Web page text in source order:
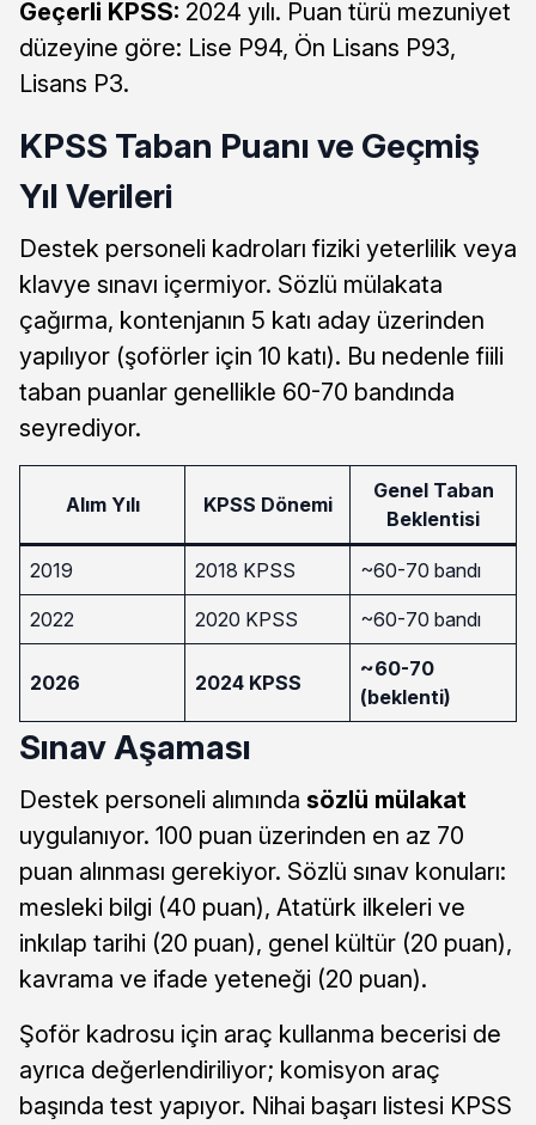
Geçerli KPSS: 2024 yılı. Puan türü mezuniyet
düzeyine göre: Lise P94, Ön Lisans P93,
Lisans P3.
KPSS Taban Puanı ve Geçmiş
Yıl Verileri
Destek personeli kadroları fiziki yeterlilik veya
klavye sınavı içermiyor. Sözlü mülakata
çağırma, kontenjanın 5 katı aday üzerinden
yapılıyor (şoförler için 10 katı). Bu nedenle fiili
taban puanlar genellikle 60-70 bandında
seyrediyor.
Alım Yılı KPSS Dönemi
Genel Taban
Beklentisi
2019 2018 KPSS ~60-70 bandı
2022 2020 KPSS ~60-70 bandı
2026 2024 KPSS
~60-70
(beklenti)
Sınav Aşaması
Destek personeli alımında sözlü mülakat
uygulanıyor. 100 puan üzerinden en az 70
puan alınması gerekiyor. Sözlü sınav konuları:
mesleki bilgi (40 puan), Atatürk ilkeleri ve
inkılap tarihi (20 puan), genel kültür (20 puan),
kavrama ve ifade yeteneği (20 puan).
Şoför kadrosu için araç kullanma becerisi de
ayrıca değerlendiriliyor; komisyon araç
başında test yapıyor. Nihai başarı listesi KPSS